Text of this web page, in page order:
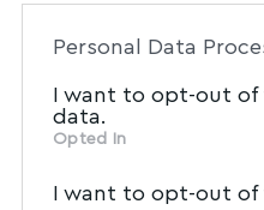
parties.
Personal Data
I want to opt-out of
data.
Opted In
I want to opt-out of